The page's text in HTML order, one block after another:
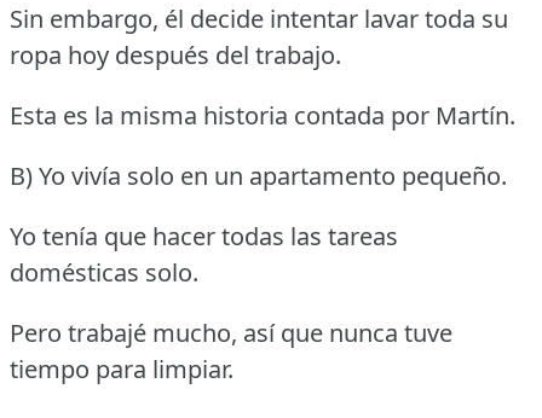
Sin embargo, él decide intentar lavar toda su
ropa hoy después del trabajo.
Esta es la misma historia contada por Martín.
B) Yo vivía solo en un apartamento pequeño.
Yo tenía que hacer todas las tareas
domésticas solo.
Pero trabajé mucho, así que nunca tuve
tiempo para limpiar.